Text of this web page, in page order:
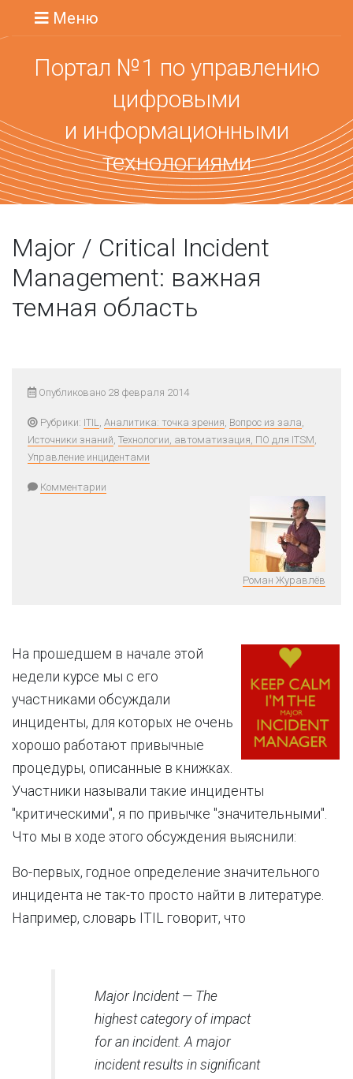
Меню
Портал №1 по управлению
цифровыми
и информационными
технологиями
Major / Critical Incident
Management: важная
темная область
Опубликовано 28 февраля 2014
Рубрики: ITIL, Аналитика: точка зрения, Вопрос из зала,
Источники знаний, Технологии, автоматизация, ПО для ITSM,
Управление инцидентами
Комментарии
Роман Журавлёв
На прошедшем в начале этой
недели курсе мы с его
участниками обсуждали
инциденты, для которых не очень
хорошо работают привычные
процедуры, описанные в книжках.
Участники называли такие инциденты
"критическими", я по привычке "значительными".
Что мы в ходе этого обсуждения выяснили:
Во-первых, годное определение значительного
инцидента не так-то просто найти в литературе.
Например, словарь ITIL говорит, что
Major Incident — The
highest category of impact
for an incident. A major
incident results in significant